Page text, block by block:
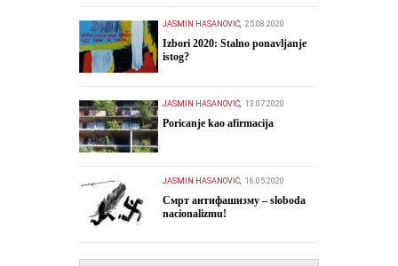
JASMIN HASANOVIĆ, 25.08.2020
Izbori 2020: Stalno ponavljanje
istog?
JASMIN HASANOVIĆ, 13.07.2020
Poricanje kao afirmacija
JASMIN HASANOVIĆ, 16.05.2020
Смрт антифашизму – sloboda
nacionalizmu!